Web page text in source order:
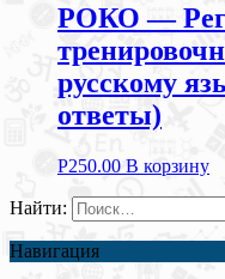
РОКО —
русскому
ответы)
Р250.00 В корзину
Найти:
Навигация